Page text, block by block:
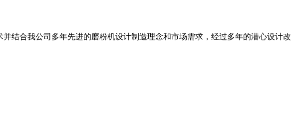
结合我公司多年先进的磨粉机设计制造理念和市场需求，经过多年的潜心设计改